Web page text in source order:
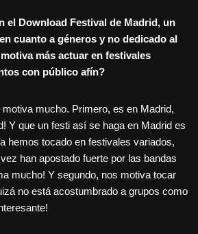
el Download Festival de Madrid, un
cuanto a géneros y no dedicado al
más actuar en festivales
con público afín?
mucho. Primero, es en Madrid,
Y que un festi así se haga en Madrid es
hemos tocado en festivales variados,
han apostado fuerte por las bandas
mucho! Y segundo, nos motiva tocar
no está acostumbrado a grupos como